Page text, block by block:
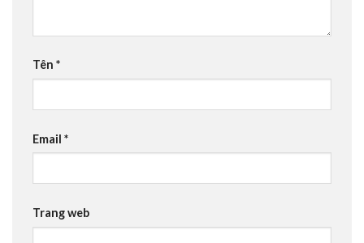
Tên *
Email *
Trang web